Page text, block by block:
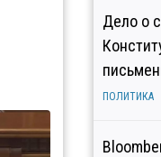
Дело о
ПОЛИТИКА